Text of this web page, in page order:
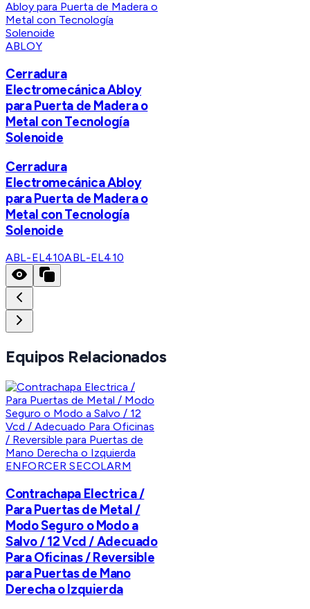
ABLOY
Cerradura
Electromecánica Abloy
para Puerta de Madera o
Metal con Tecnología
Solenoide
Cerradura
Electromecánica Abloy
para Puerta de Madera o
Metal con Tecnología
Solenoide
ABL-EL410ABL-EL410
Equipos Relacionados
ENFORCER SECOLARM
Contrachapa Electrica /
Para Puertas de Metal /
Modo Seguro o Modo a
Salvo / 12 Vcd / Adecuado
Para Oficinas / Reversible
para Puertas de Mano
Derecha o Izquierda